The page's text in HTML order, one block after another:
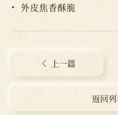
外皮焦香酥脆
上一篇
返回